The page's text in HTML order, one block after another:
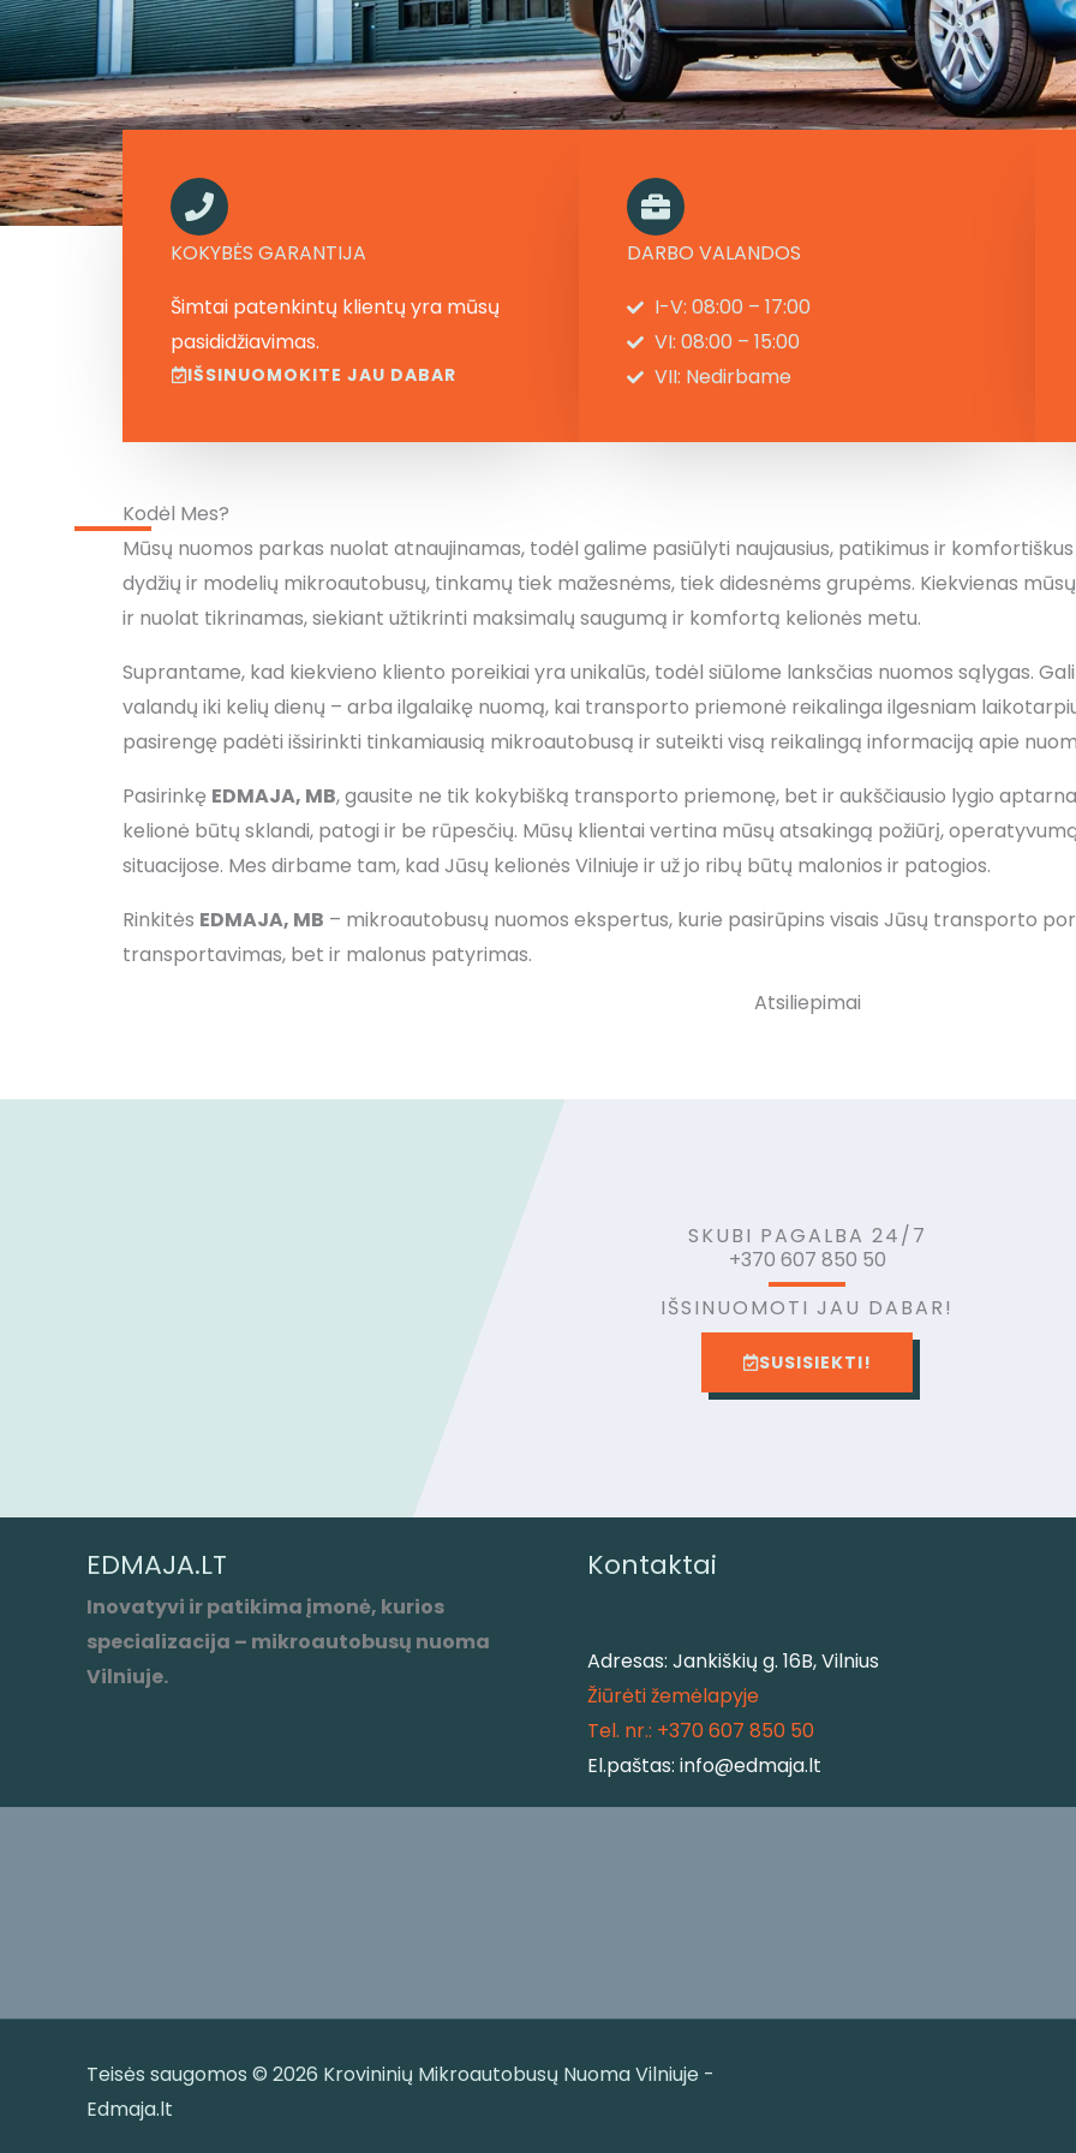
KOKYBĖS GARANTIJA
Šimtai patenkintų klientų yra mūsų
pasididžiavimas.
IŠSINUOMOKITE JAU DABAR
DARBO VALANDOS
I-V: 08:00 – 17:00
VI: 08:00 – 15:00
VII: Nedirbame
Kodėl Mes?
Mūsų nuomos parkas nuolat atnaujinamas, todėl galime pasiūlyti naujausius, patikimus ir
dydžių ir modelių mikroautobusų, tinkamų tiek mažesnėms, tiek didesnėms grupėms. Kiekvienas
ir nuolat tikrinamas, siekiant užtikrinti maksimalų saugumą ir komfortą kelionės metu.
Suprantame, kad kiekvieno kliento poreikiai yra unikalūs, todėl siūlome lanksčias nuomos sąlygas.
valandų iki kelių dienų – arba ilgalaikę nuomą, kai transporto priemonė reikalinga ilgesniam
pasirengę padėti išsirinkti tinkamiausią mikroautobusą ir suteikti visą reikalingą informaciją apie
Pasirinkę EDMAJA, MB, gausite ne tik kokybišką transporto priemonę, bet ir aukščiausio lygio
kelionė būtų sklandi, patogi ir be rūpesčių. Mūsų klientai vertina mūsų atsakingą požiūrį,
situacijose. Mes dirbame tam, kad Jūsų kelionės Vilniuje ir už jo ribų būtų malonios ir patogios.
Rinkitės EDMAJA, MB – mikroautobusų nuomos ekspertus, kurie pasirūpins visais Jūsų transporto
transportavimas, bet ir malonus patyrimas.
Atsiliepimai
SKUBI PAGALBA 24/7
+370 607 850 50
IŠSINUOMOTI JAU DABAR!
SUSISIEKTI!
EDMAJA.LT
Inovatyvi ir patikima įmonė, kurios
specializacija – mikroautobusų nuoma
Vilniuje.
Kontaktai
Adresas: Jankiškių g. 16B, Vilnius
Žiūrėti žemėlapyje
Tel. nr.: +370 607 850 50
El.paštas: info@edmaja.lt
Teisės saugomos © 2026 Krovininių Mikroautobusų Nuoma Vilniuje -
Edmaja.lt